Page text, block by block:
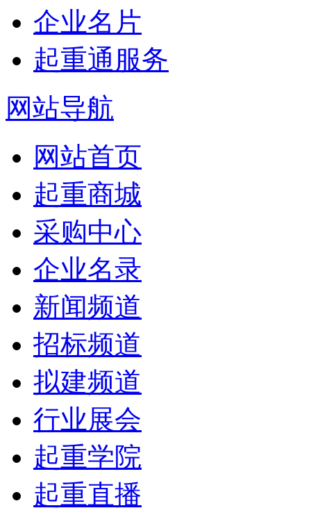
企业名片
起重通服务
网站导航
网站首页
起重商城
采购中心
企业名录
新闻频道
招标频道
拟建频道
行业展会
起重学院
起重直播